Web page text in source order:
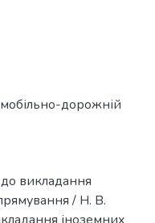
дорожній
викладання
/ Н. В.